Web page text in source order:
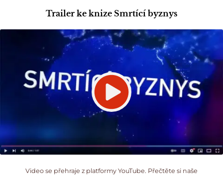
Trailer ke knize Smrtící byznys
Video se přehraje z platformy YouTube. Přečtěte si naše